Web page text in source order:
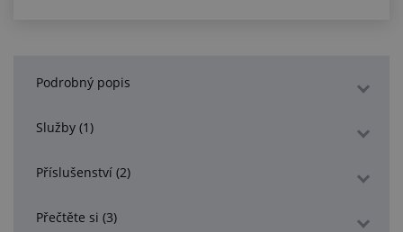
Podrobný popis
Služby (1)
Příslušenství (2)
Přečtěte si (3)